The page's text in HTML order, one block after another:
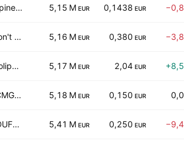
Spineway SA 5,15 M EUR 0,1438 EUR
Don't Nod Entertainment SA 5,16 M EUR 0,380 EUR
Colipays reunion 5,17 M EUR 2,04 EUR
CMG CleanTech SA 5,18 M EUR 0,150 EUR
EDUFORM'ACTION 5,41 M EUR 0,250 EUR